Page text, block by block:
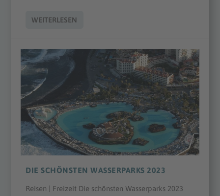
WEITERLESEN
DIE SCHÖNSTEN WASSERPARKS 2023
Reisen | Freizeit Die schönsten Wasserparks 2023